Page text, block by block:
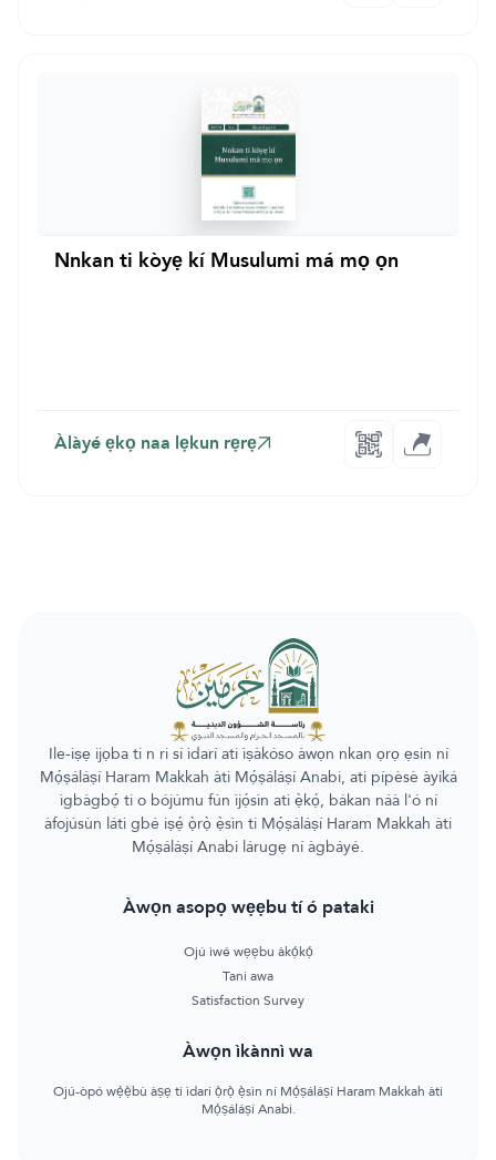
Nnkan ti kòyẹ kí Musulumi má mọ ọn
Àlàyé ẹkọ naa lẹkun rẹrẹ
Ile-iṣẹ ijọba ti n ri sí ìdarí ati ìṣàkóso àwọn nkan ọrọ ẹsin ní
Mọ́ṣáláṣí Haram Makkah àti Mọ́ṣáláṣí Anabi, ati pípèsè àyíká
ìgbàgbọ́ ti o bójúmu fún ìjọ́sìn ati ẹ̀kọ́, bákan náà l'ó ní
àfojúsùn láti gbé iṣẹ́ ọ̀rọ̀ ẹ̀sìn ti Mọ́ṣáláṣí Haram Makkah àti
Mọ́ṣáláṣí Anabi lárugẹ ní àgbáyé.
Àwọn asopọ wẹẹbu tí ó pataki
Ojú ìwé wẹẹbu àkọ́kọ́
Tani awa
Satisfaction Survey
Àwọn ìkànnì wa
Ojú-òpó wẹ́ẹ̀bù àṣẹ ti ìdarí ọ̀rọ̀ ẹ̀sìn ní Mọ́ṣáláṣí Haram Makkah àti
Mọ́ṣáláṣí Anabi.